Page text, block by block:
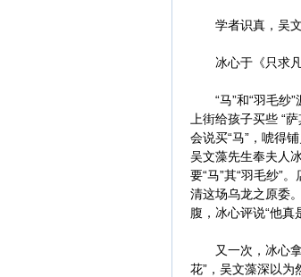
学者识真，吴文
冰心于《只求凡
“马”和“羽毛纱”
上街给孩子买些 “
会说买“马”，唬得
吴文藻先生奉夫人
要“马”其“羽毛纱”
清这场乌龙之原委
腹，冰心评说“他真
又一次，冰心拿
花”，吴文藻深以为